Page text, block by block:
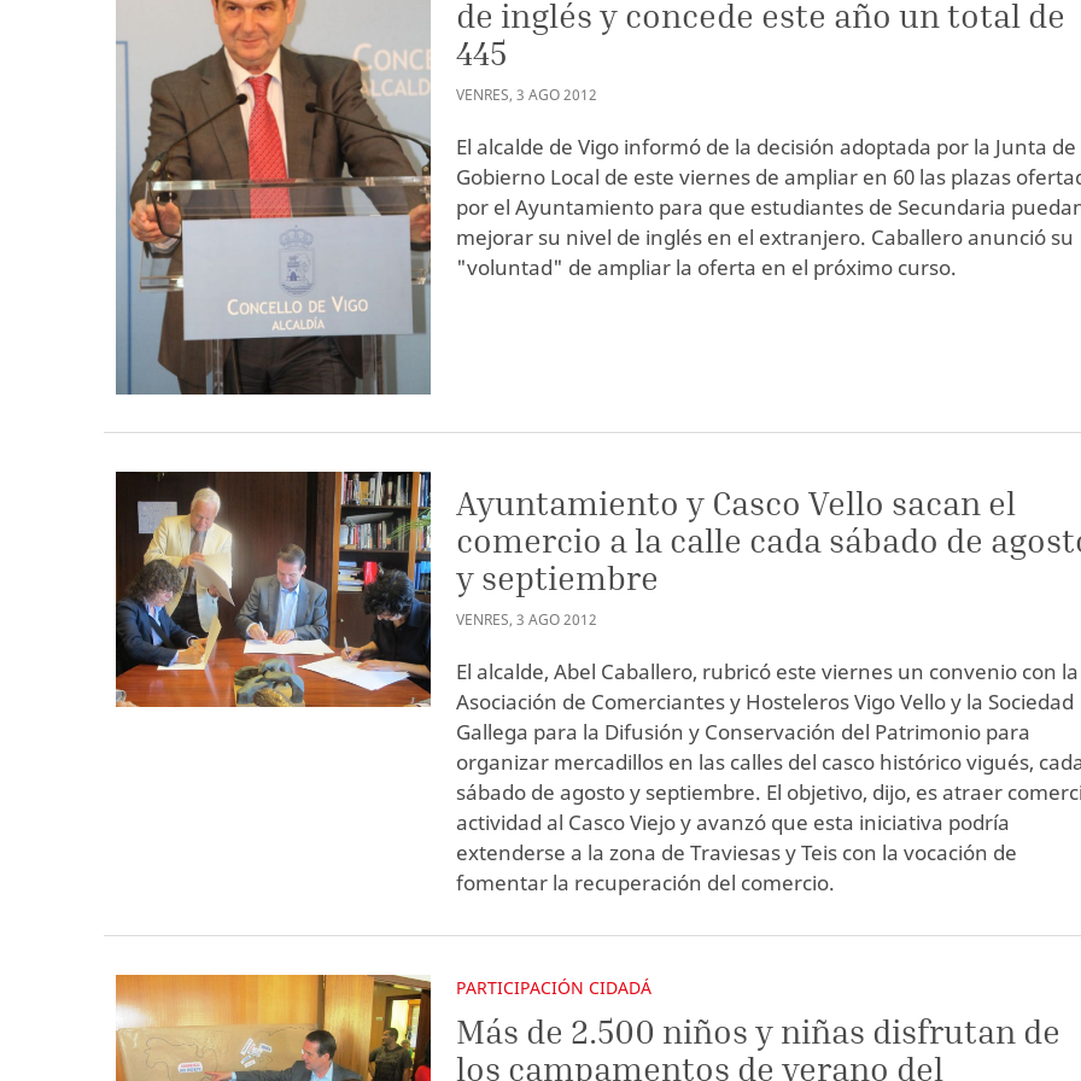
de inglés y concede este año un total de
445
VENRES,3 AGO2012
El alcalde de Vigo informó de la decisión adoptada por la Junta de
Gobierno Local de este viernes de ampliar en 60 las plazas
por el Ayuntamiento para que estudiantes de Secundaria
mejorar su nivel de inglés en el extranjero. Caballero anunció su
"voluntad" de ampliar la oferta en el próximo curso.
Ayuntamiento y Casco Vello sacan el
comercio a la calle cada sábado de
y septiembre
VENRES,3 AGO2012
El alcalde, Abel Caballero, rubricó este viernes un convenio con la
Asociación de Comerciantes y Hosteleros Vigo Vello y la Sociedad
Gallega para la Difusión y Conservación del Patrimonio para
organizar mercadillos en las calles del casco histórico vigués,
sábado de agosto y septiembre. El objetivo, dijo, es atraer
actividad al Casco Viejo y avanzó que esta iniciativa podría
extenderse a la zona de Traviesas y Teis con la vocación de
fomentar la recuperación del comercio.
PARTICIPACIÓN CIDADÁ
Más de 2.500 niños y niñas disfrutan de
los campamentos de verano del